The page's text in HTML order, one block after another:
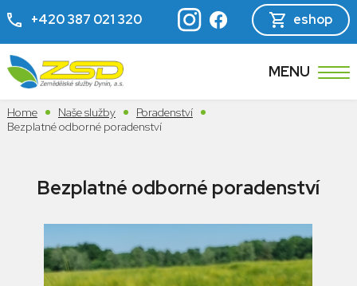
+420 387 021 320 eshop
MENU
Home Naše služby
Poradenství
Bezplatné odborné poradenství
Bezplatné odborné poradenství